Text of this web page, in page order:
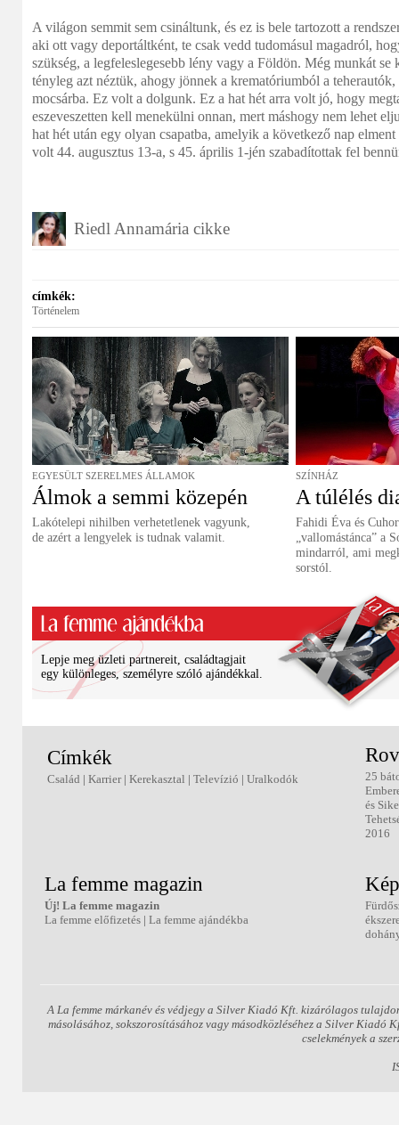
A világon semmit sem csináltunk, és ez is bele tartozott a
aki ott vagy deportáltként, te csak vedd tudomásul magadról,
szükség, a legfeleslegesebb lény vagy a Földön. Még munkát se
tényleg azt néztük, ahogy jönnek a krematóriumból a
mocsárba. Ez volt a dolgunk. Ez a hat hét arra volt jó, hogy
eszeveszetten kell menekülni onnan, mert máshogy nem lehet
hat hét után egy olyan csapatba, amelyik a következő nap
volt 44. augusztus 13-a, s 45. április 1-jén szabadítottak fel
Riedl Annamária cikke
címkék:
Történelem
EGYESÜLT SZERELMES ÁLLAMOK
Álmok a semmi közepén
Lakótelepi nihilben verhetetlenek vagyunk,
de azért a lengyelek is tudnak valamit.
SZÍNHÁZ
A túlélés
Fahidi Éva és
„vallomástánca” a
mindarról, ami
sorstól.
Lepje meg üzleti partnereit, családtagjait
egy különleges, személyre szóló ajándékkal.
Címkék
Család | Karrier| Kerekasztal | Televízió | Uralkodók
25
és
2016
La femme magazin
Új! La femme magazin
La femme előfizetés | La femme ajándékba
A La femme márkanév és védjegy a Silver Kiadó Kft. kizárólagos
másolásához, sokszorosításához vagy másodközléséhez a Silver
cselekmények a